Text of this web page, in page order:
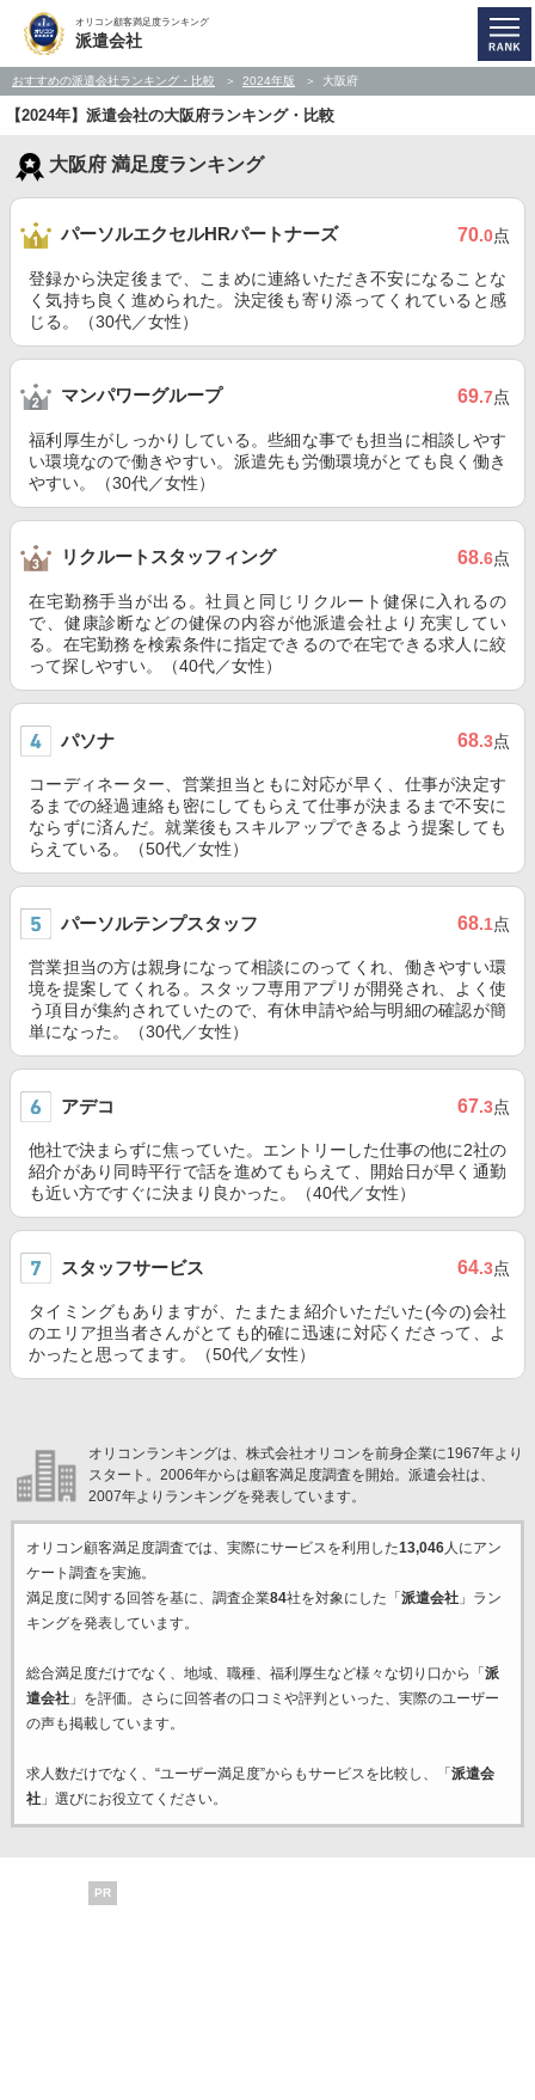
オリコン顧客満足度ランキング
派遣会社
おすすめの派遣会社ランキング・比較 2024年版 大阪府
【2024年】派遣会社の大阪府ランキング・比較
大阪府 満足度ランキング
パーソルエクセルHRパートナーズ 70.0点
登録から決定後まで、こまめに連絡いただき不安になることな
く気持ち良く進められた。決定後も寄り添ってくれていると感
じる。（30代／女性）
マンパワーグループ 69.7点
福利厚生がしっかりしている。些細な事でも担当に相談しやす
い環境なので働きやすい。派遣先も労働環境がとても良く働き
やすい。（30代／女性）
リクルートスタッフィング 68.6点
在宅勤務手当が出る。社員と同じリクルート健保に入れるの
で、健康診断などの健保の内容が他派遣会社より充実してい
る。在宅勤務を検索条件に指定できるので在宅できる求人に絞
って探しやすい。（40代／女性）
パソナ 68.3点
コーディネーター、営業担当ともに対応が早く、仕事が決定す
るまでの経過連絡も密にしてもらえて仕事が決まるまで不安に
ならずに済んだ。就業後もスキルアップできるよう提案しても
らえている。（50代／女性）
パーソルテンプスタッフ 68.1点
営業担当の方は親身になって相談にのってくれ、働きやすい環
境を提案してくれる。スタッフ専用アプリが開発され、よく使
う項目が集約されていたので、有休申請や給与明細の確認が簡
単になった。（30代／女性）
アデコ 67.3点
他社で決まらずに焦っていた。エントリーした仕事の他に2社の
紹介があり同時平行で話を進めてもらえて、開始日が早く通勤
も近い方ですぐに決まり良かった。（40代／女性）
スタッフサービス 64.3点
タイミングもありますが、たまたま紹介いただいた(今の)会社
のエリア担当者さんがとても的確に迅速に対応くださって、よ
かったと思ってます。（50代／女性）
オリコンランキングは、株式会社オリコンを前身企業に1967年より
スタート。2006年からは顧客満足度調査を開始。派遣会社は、
2007年よりランキングを発表しています。
オリコン顧客満足度調査では、実際にサービスを利用した13,046人にアン
ケート調査を実施。
満足度に関する回答を基に、調査企業84社を対象にした「 派遣会社」ラン
キングを発表しています。
総合満足度だけでなく、地域、職種、福利厚生など様々な切り口から「 派
遣会社」を評価。さらに回答者の口コミや評判といった、実際のユーザー
の声も掲載しています。
求人数だけでなく、“ユーザー満足度”からもサービスを比較し、「 派遣会
社」選びにお役立てください。
PR